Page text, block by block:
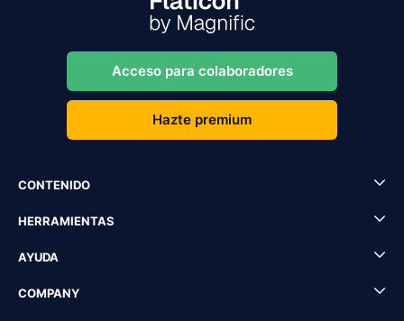
Acceso para colaboradores
Hazte premium
CONTENIDO
HERRAMIENTAS
AYUDA
COMPANY